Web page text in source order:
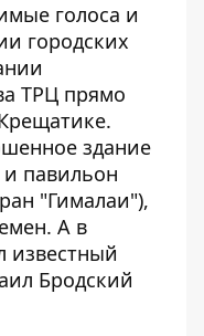
голоса и
городских
ТРЦ прямо
здание
павильон
"Гималаи"),
А в
известный
Бродский